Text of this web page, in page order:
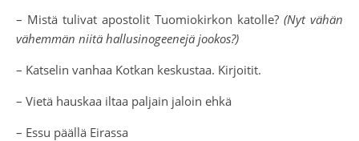
– Mistä tulivat apostolit Tuomiokirkon katolle? (Nyt vähän
vähemmän niitä hallusinogeenejä jookos?)
– Katselin vanhaa Kotkan keskustaa. Kirjoitit.
– Vietä hauskaa iltaa paljain jaloin ehkä
– Essu päällä Eirassa